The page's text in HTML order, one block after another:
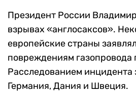
Президент России
взрывах «англосаксов».
европейские страны
повреждениям газопровода
Расследованием инцидента
Германия, Дания и Швеция.